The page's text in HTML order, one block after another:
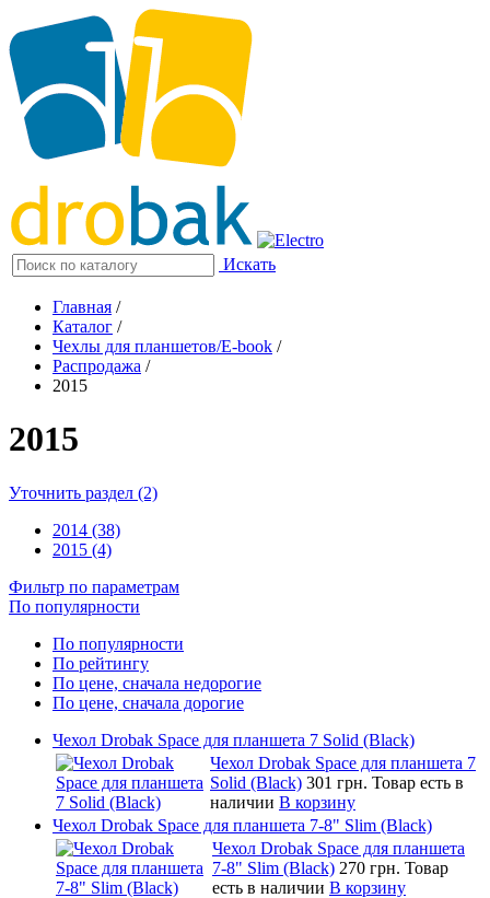
Искать
Главная /
Каталог /
Чехлы для планшетов/E-book /
Распродажа /
2015
2015
Уточнить раздел (2)
2014 (38)
2015 (4)
Фильтр по параметрам
По популярности
По популярности
По рейтингу
По цене, сначала недорогие
По цене, сначала дорогие
Чехол Drobak Space для планшета 7 Solid (Black)
Чехол Drobak Space для планшета 7
Solid (Black) 301 грн. Товар есть в
наличии В корзину
Чехол Drobak Space для планшета 7-8" Slim (Black)
Чехол Drobak Space для планшета
7-8" Slim (Black) 270 грн. Товар
есть в наличии В корзину